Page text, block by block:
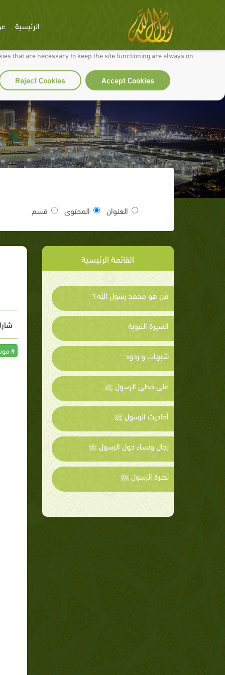
to make our site work well for you and so we can continually improve it.
that are necessary to keep the site functioning are always on
Accept Cookies
Reject Cookies
الرئيسية
العنوان المحتوى قسم
القائمة الرئيسية
من هو محمد رسول الله؟
السيرة النبوية
شبهات و ردود
على خطى الرسول ﷺ
أحاديث الرسول ﷺ
رجال ونساء حول الرسول ﷺ
نصرة الرسول ﷺ
#